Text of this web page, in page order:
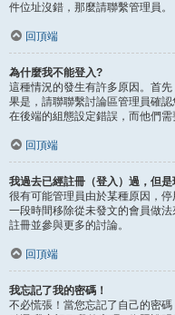
件位址沒錯，那麼請聯繫管理員。
回頂端
為什麼我不能登入?
這種情況的發生有許多原因。首
果是，請聯聯繫討論區管理員確
在後端的組態設定錯誤，而他們需
回頂端
我過去已經註冊（登入）過，但是
很有可能管理員由於某種原因，
一段時間移除從未發文的會員做
註冊並參與更多的討論。
回頂端
我忘記了我的密碼！
不必慌張！當您忘記了自己的密